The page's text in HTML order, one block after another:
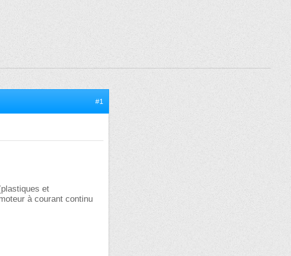
#1
et
à courant continu